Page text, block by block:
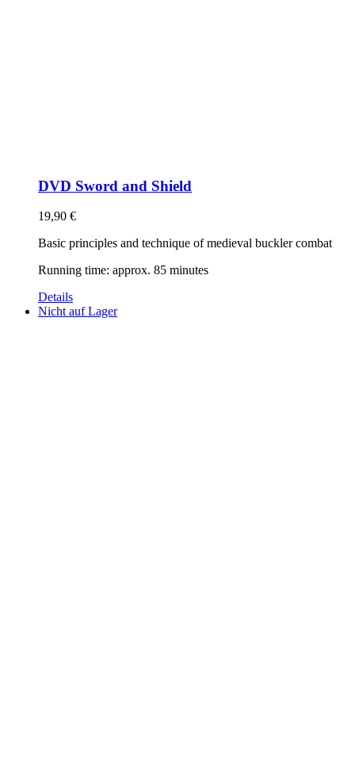
DVD Sword and Shield
19,90 €
Basic principles and technique of medieval buckler combat
Running time: approx. 85 minutes
Details
Nicht auf Lager